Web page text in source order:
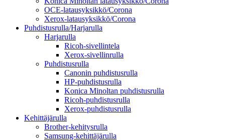
OCE-latausyksikkö/Corona
Xerox-latausyksikkö/Corona
Puhdistusrulla/Harjarulla
Harjarulla
Ricoh-sivellintela
Xerox-sivellinrulla
Puhdistusrulla
Canonin puhdistusrulla
HP-puhdistusrulla
Konica Minoltan puhdistusrulla
Ricoh-puhdistusrulla
Xerox-puhdistusrulla
Kehittäjärulla
Brother-kehitysrulla
Samsung-kehittäjärulla